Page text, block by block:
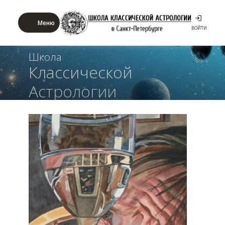
Меню
ВОЙТИ
Школа
Классической
Астрологии